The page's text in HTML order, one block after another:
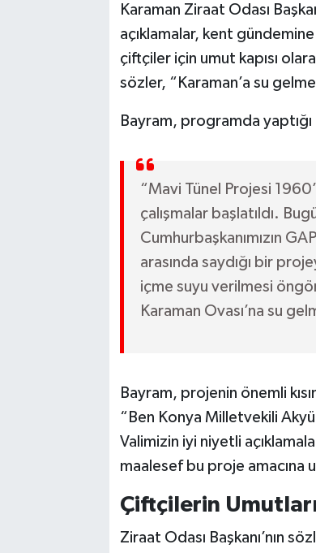
Karaman Ziraat Odası
açıklamalar, kent
çiftçiler için umut kapısı
sözler, “Karaman’a su
Bayram, programda
“Mavi Tünel Projesi
çalışmalar başlatıldı.
Cumhurbaşkanımızın
arasında saydığı bir
içme suyu verilmesi
Karaman Ovası’na su
Bayram, projenin önemli
“Ben Konya Milletvekili
Valimizin iyi niyetli
maalesef bu proje amacına
Çiftçilerin Umutları
Ziraat Odası Başkanı’nın